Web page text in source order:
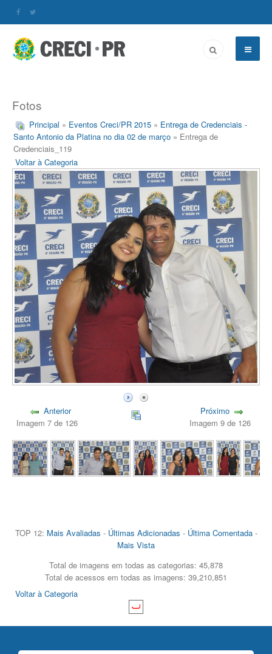
Fotos
Principal » Eventos Creci/PR 2015 » Entrega de Credenciais -
Santo Antonio da Platina no dia 02 de março » Entrega de
Credenciais_119
Voltar à Categoria
Anterior
Imagem 7 de 126
Próximo
Imagem 9 de 126
TOP 12: Mais Avaliadas - Últimas Adicionadas - Última Comentada-
Mais Vista
Total de imagens em todas as categorias: 45,878
Total de acessos em todas as imagens: 39,210,851
Voltar à Categoria